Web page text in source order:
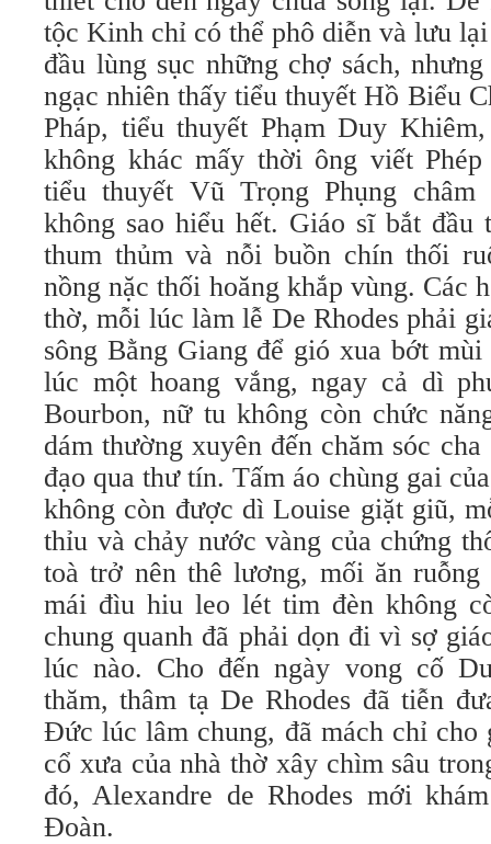
tộc Kinh chỉ có thể phô diễn và lưu
đầu lùng sục những chợ sách,
ngạc nhiên thấy tiểu thuyết Hồ Biểu
Pháp, tiểu thuyết Phạm Duy
không khác mấy thời ông viết
tiểu thuyết Vũ Trọng Phụng
không sao hiểu hết. Giáo sĩ bắt
thum thủm và nỗi buồn chín thối
nồng nặc thối hoăng khắp vùng. Các
thờ, mỗi lúc làm lễ De Rhodes phải
sông Bằng Giang để gió xua bớt
lúc một hoang vắng, ngay cả dì
Bourbon, nữ tu không còn chức
dám thường xuyên đến chăm sóc
đạo qua thư tín. Tấm áo chùng gai
không còn được dì Louise giặt giũ,
thỉu và chảy nước vàng của chứng
toà trở nên thê lương, mối ăn
mái đìu hiu leo lét tim đèn không
chung quanh đã phải dọn đi vì sợ
lúc nào. Cho đến ngày vong cố
thăm, thâm tạ De Rhodes đã tiễn
Ðức lúc lâm chung, đã mách chỉ
cổ xưa của nhà thờ xây chìm sâu
đó, Alexandre de Rhodes mới
Ðoàn.